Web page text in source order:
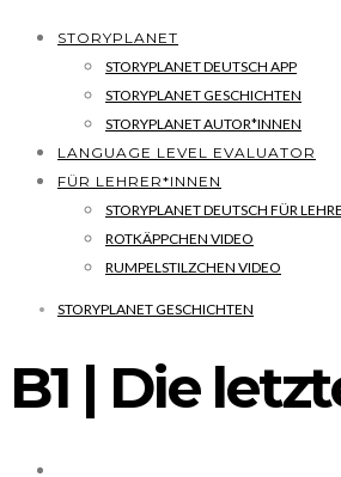
STORYPLANET
STORYPLANET DEUTSCH APP
STORYPLANET GESCHICHTEN
STORYPLANET AUTOR*INNEN
LANGUAGE LEVEL EVALUATOR
FÜR LEHRER*INNEN
STORYPLANET DEUTSCH FÜR
ROTKÄPPCHEN VIDEO
RUMPELSTILZCHEN VIDEO
STORYPLANET GESCHICHTEN
B1 | Die